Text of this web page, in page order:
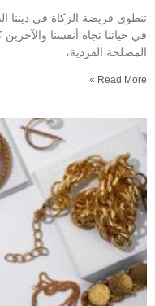
تنطوي فريضة الزكاة في ديننا
في حياتنا تجاه أنفسنا والآخرين
المصلحة الفردية،
Read More »